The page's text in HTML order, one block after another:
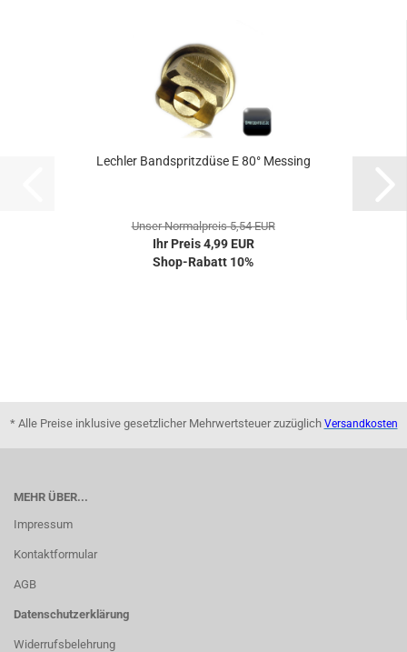
Lechler Bandspritzdüse E 80° Messing
Unser Normalpreis 5,54 EUR
Ihr Preis 4,99 EUR
Shop-Rabatt 10%
* Alle Preise inklusive gesetzlicher Mehrwertsteuer zuzüglich Versandkosten
MEHR ÜBER...
Impressum
Kontaktformular
AGB
Datenschutzerklärung
Widerrufsbelehrung